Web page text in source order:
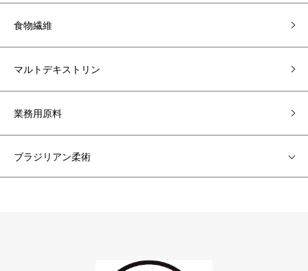
食物繊維
マルトデキストリン
業務用原料
ブラジリアン柔術